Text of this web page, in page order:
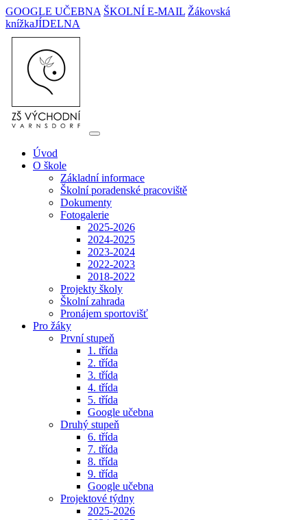
GOOGLE UČEBNA ŠKOLNÍ E-MAIL Žákovská
knížkaJÍDELNA
Úvod
O škole
Základní informace
Školní poradenské pracoviště
Dokumenty
Fotogalerie
2025-2026
2024-2025
2023-2024
2022-2023
2018-2022
Projekty školy
Školní zahrada
Pronájem sportovišť
Pro žáky
První stupeň
1. třída
2. třída
3. třída
4. třída
5. třída
Google učebna
Druhý stupeň
6. třída
7. třída
8. třída
9. třída
Google učebna
Projektové týdny
2025-2026